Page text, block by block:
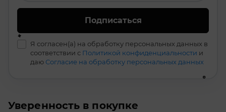
Подписаться
Я согласен(а) на обработку персональных данных в
соответствии с Политикой конфиденциальности и
даю Согласие на обработку персональных данных
Уверенность в покупке